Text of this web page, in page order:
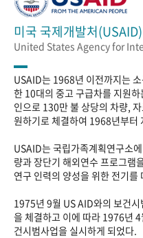
미국 국제개발처(USAID)
United States Agency for
USAID는 1968년 이전까지는
한 10대의 중고 구급차를 지원
인으로 130만 불 상당의 차량,
원하기로 체결하여 1968년부터
USAID는 국립가족계획연구소
량과 장단기 해외연수 프로그램
연구 인력의 양성을 위한 전기를
1975년 9월 US AID와의 보건
을 체결하고 이에 따라 1976년
건시범사업을 실시하게 되었다.